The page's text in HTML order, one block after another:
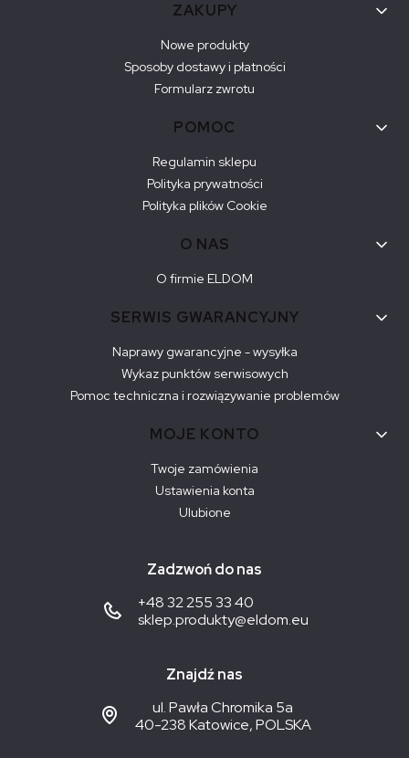
ZAKUPY
Nowe produkty
Sposoby dostawy i płatności
Formularz zwrotu
POMOC
Regulamin sklepu
Polityka prywatności
Polityka plików Cookie
O NAS
O firmie ELDOM
SERWIS GWARANCYJNY
Naprawy gwarancyjne - wysyłka
Wykaz punktów serwisowych
Pomoc techniczna i rozwiązywanie problemów
MOJE KONTO
Twoje zamówienia
Ustawienia konta
Ulubione
Zadzwoń do nas
+48 32 255 33 40
sklep.produkty@eldom.eu
Znajdź nas
ul. Pawła Chromika 5a
40-238 Katowice, POLSKA